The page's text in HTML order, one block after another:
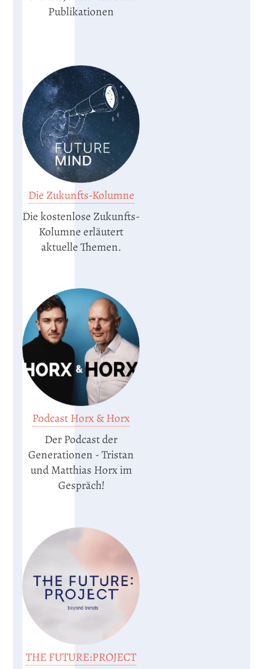
Publikationen
Die Zukunfts-Kolumne
Die kostenlose Zukunfts-
Kolumne erläutert
aktuelle Themen.
Podcast Horx & Horx
Der Podcast der
Generationen - Tristan
und Matthias Horx im
Gespräch!
THE FUTURE:PROJECT